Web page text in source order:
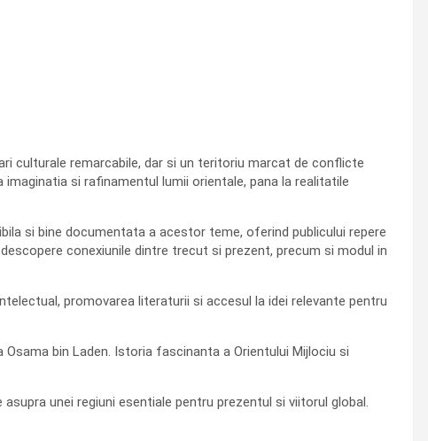
culturale remarcabile, dar si un teritoriu marcat de conflicte
si rafinamentul lumii orientale, pana la realitatile
si bine documentata a acestor teme, oferind publicului repere
conexiunile dintre trecut si prezent, precum si modul in
promovarea literaturii si accesul la idei relevante pentru
bin Laden. Istoria fascinanta a Orientului Mijlociu si
unei regiuni esentiale pentru prezentul si viitorul global.